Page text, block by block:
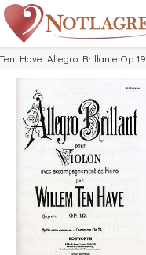
Have: Allegro Brillante Op.19
Missa inte detta...